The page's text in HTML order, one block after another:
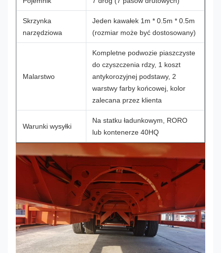
Skrzynka
narzędziowa
Jeden kawałek 1m * 0.5m * 0.5m
(rozmiar może być dostosowany)
Malarstwo
Kompletne podwozie piaszczyste
do czyszczenia rdzy, 1 koszt
antykorozyjnej podstawy, 2
warstwy farby końcowej, kolor
zalecana przez klienta
Warunki wysyłki
Na statku ładunkowym, RORO
lub kontenerze 40HQ